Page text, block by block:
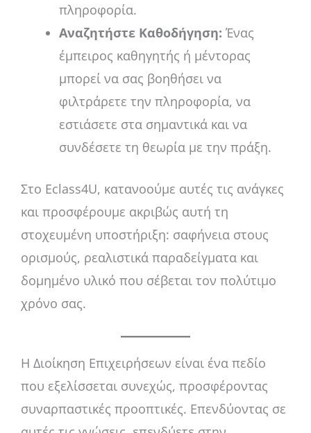
πληροφορία.
Αναζητήστε Καθοδήγηση: Ένας
έμπειρος καθηγητής ή μέντορας
μπορεί να σας βοηθήσει να
φιλτράρετε την πληροφορία, να
εστιάσετε στα σημαντικά και να
συνδέσετε τη θεωρία με την πράξη.
Στο Eclass4U, κατανοούμε αυτές τις ανάγκες
και προσφέρουμε ακριβώς αυτή τη
στοχευμένη υποστήριξη: σαφήνεια στους
ορισμούς, ρεαλιστικά παραδείγματα και
δομημένο υλικό που σέβεται τον πολύτιμο
χρόνο σας.
Η Διοίκηση Επιχειρήσεων είναι ένα πεδίο
που εξελίσσεται συνεχώς, προσφέροντας
συναρπαστικές προοπτικές. Επενδύοντας σε